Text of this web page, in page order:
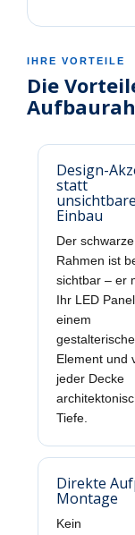
IHRE VORTEILE
Die
Design-
statt
Einbau
Der schwarze
Rahmen ist
sichtbar – er
Ihr LED
einem
Element und
jeder Decke
Tiefe.
Direkte
Montage
Kein